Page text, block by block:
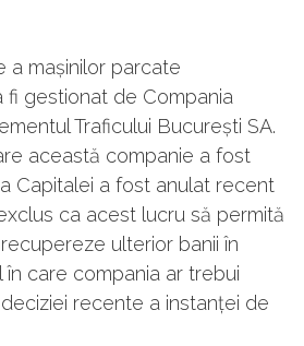
a mașinilor parcate
fi gestionat de Compania
Traficului București SA.
această companie a fost
Capitalei a fost anulat recent
ca acest lucru să permită
ulterior banii în
în care compania ar trebui
recente a instanței de